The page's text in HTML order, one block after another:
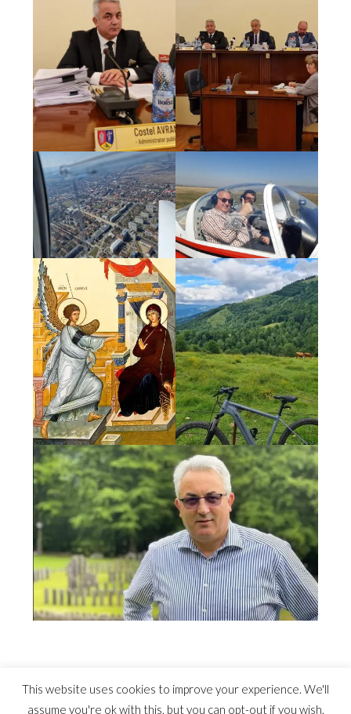
This website uses cookies to improve your experience. We'll
assume you're ok with this, but you can opt-out if you wish.